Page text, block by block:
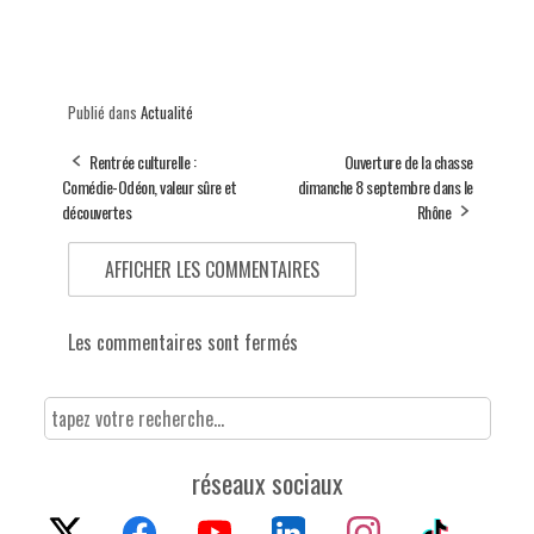
Publié dans Actualité
Rentrée culturelle :
Comédie-Odéon, valeur sûre et
découvertes
Ouverture de la chasse
dimanche 8 septembre dans le
Rhône
AFFICHER LES COMMENTAIRES
Les commentaires sont fermés
réseaux sociaux